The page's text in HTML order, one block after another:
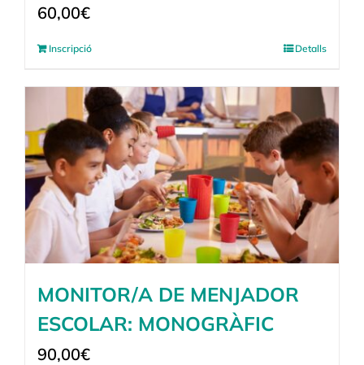
60,00€
Inscripció Detalls
MONITOR/A DE MENJADOR
ESCOLAR: MONOGRÀFIC
90,00€